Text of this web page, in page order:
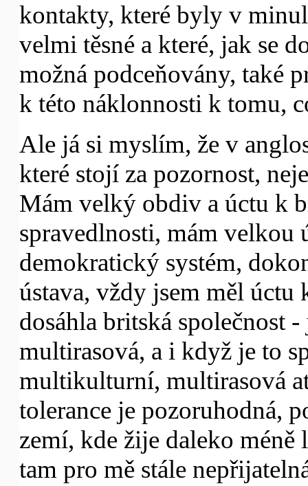
kontakty, které byly v
velmi těsné a které, jak se
možná podceňovány, také
k této náklonnosti k tomu,
Ale já si myslím, že v
které stojí za pozornost,
Mám velký obdiv a úctu k
spravedlnosti, mám velkou
demokratický systém,
ústava, vždy jsem měl úctu
dosáhla britská společnost
multirasová, a i když je to
multikulturní, multirasová
tolerance je pozoruhodná,
zemí, kde žije daleko
tam pro mě stále